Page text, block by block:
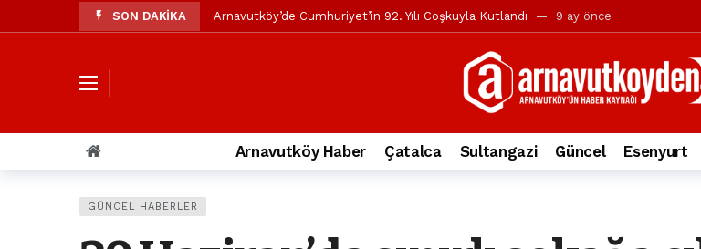
SON DAKİKA Arnavutköy’de Cumhuriyet’in 92. Yılı Coşkuyla Kutlandı 9 ay önce
Özgür Özel’den Arnavutköy Belediyesi’ne ve Mustafa Candaroğlu’na yönelik
Arnavutköy’ün nüfusu 2024 yılında 344.868’e ulaştı 1 yıl önce
Arnavutköy Taşoluk’ta seyir halindeki otomobil alev alev yandı. 2 yıl önce
Arnavutköy İmrahor Mahallesi sakinleri protesto gösterisi düzenledi 2 yıl önce
Arnavutköy Haber Çatalca Sultangazi Güncel Esenyurt
GÜNCEL HABERLER